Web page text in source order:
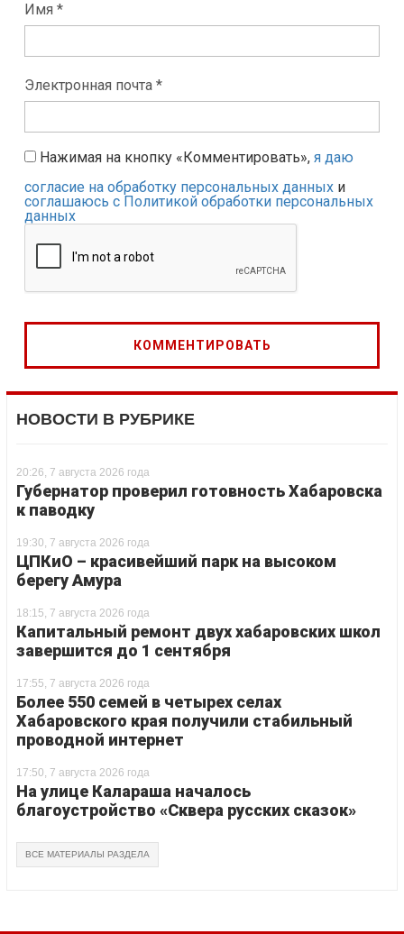
Имя *
Электронная почта *
Нажимая на кнопку «Комментировать», я даю
согласие на обработку персональных данных и
соглашаюсь с Политикой обработки персональных
данных
НОВОСТИ В РУБРИКЕ
20:26, 7 августа 2026 года
Губернатор проверил готовность Хабаровска
к паводку
19:30, 7 августа 2026 года
ЦПКиО – красивейший парк на высоком
берегу Амура
18:15, 7 августа 2026 года
Капитальный ремонт двух хабаровских школ
завершится до 1 сентября
17:55, 7 августа 2026 года
Более 550 семей в четырех селах
Хабаровского края получили стабильный
проводной интернет
17:50, 7 августа 2026 года
На улице Калараша началось
благоустройство «Сквера русских сказок»
ВСЕ МАТЕРИАЛЫ РАЗДЕЛА